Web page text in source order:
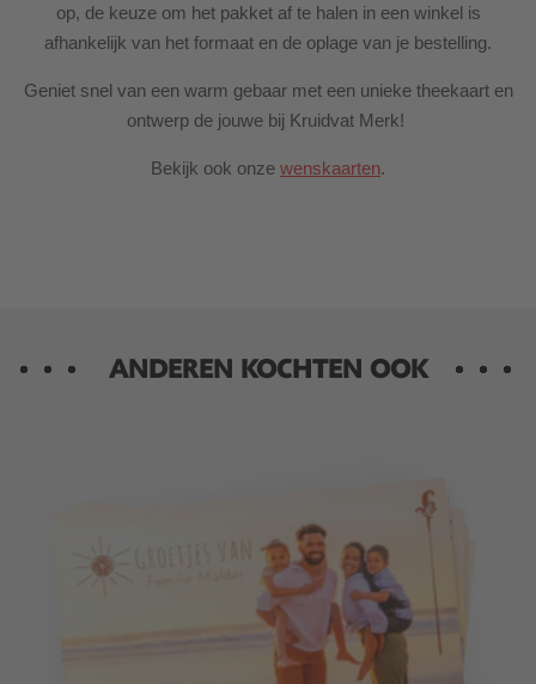
op, de keuze om het pakket af te halen in een winkel is
afhankelijk van het formaat en de oplage van je bestelling.
Geniet snel van een warm gebaar met een unieke theekaart en
ontwerp de jouwe bij Kruidvat Merk!
Bekijk ook onze wenskaarten.
ANDEREN KOCHTEN OOK